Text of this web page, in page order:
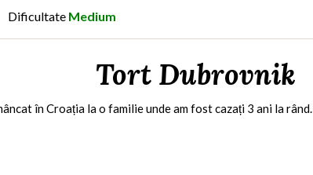
Dificultate Medium
Tort Dubrovnik
în Croația la o familie unde am fost cazați 3 ani la rând.